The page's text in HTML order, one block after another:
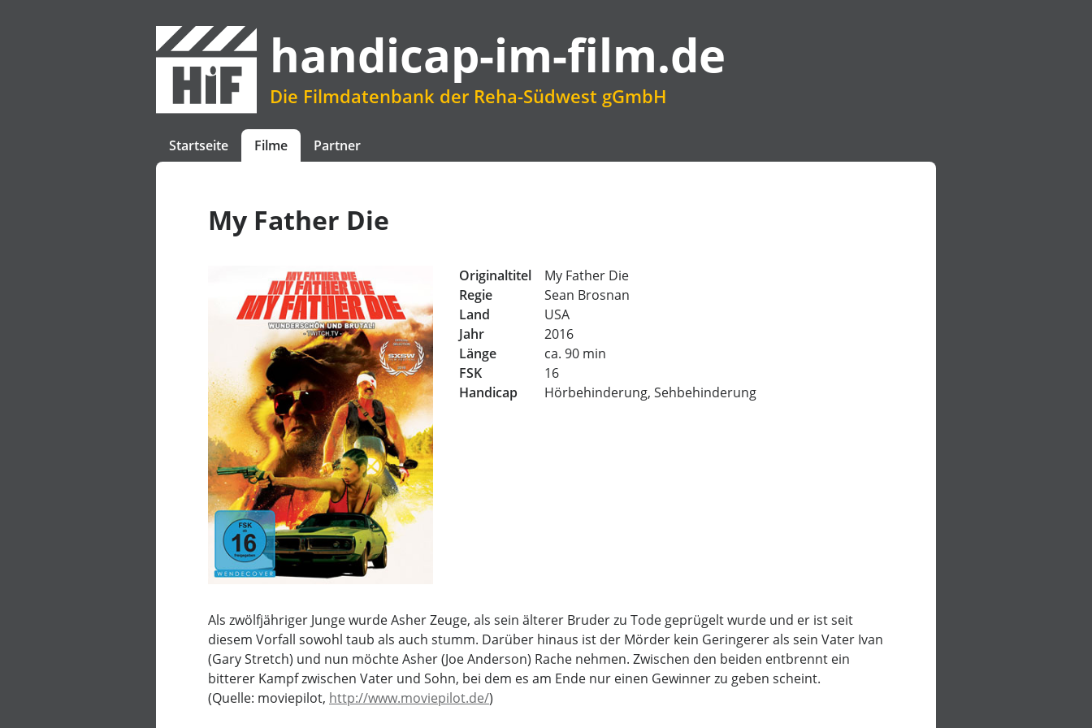
handicap-im-film.de
Die Filmdatenbank der Reha-Südwest gGmbH
Startseite Filme Partner
My Father Die
Originaltitel
My Father Die
Regie
Sean Brosnan
Land
USA
Jahr
2016
Länge
ca. 90 min
FSK
16
Handicap
Hörbehinderung, Sehbehinderung
Als zwölfjähriger Junge wurde Asher Zeuge, als sein älterer Bruder zu Tode geprügelt wurde und er ist seit
diesem Vorfall sowohl taub als auch stumm. Darüber hinaus ist der Mörder kein Geringerer als sein Vater Ivan
(Gary Stretch) und nun möchte Asher (Joe Anderson) Rache nehmen. Zwischen den beiden entbrennt ein
bitterer Kampf zwischen Vater und Sohn, bei dem es am Ende nur einen Gewinner zu geben scheint.
(Quelle: moviepilot, http://www.moviepilot.de/)